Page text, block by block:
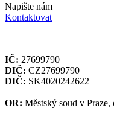
Napište nám
Kontaktovat
IČ: 27699790
DIČ: CZ27699790
DIČ: SK4020242622
OR: Městský soud v